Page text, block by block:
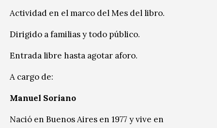
Actividad en el marco del Mes del libro.
Dirigido afamilias y todo público.
Entrada libre hasta agotar aforo.
A cargo de:
Manuel Soriano
Nació en Buenos Aires en 1977 y vive en